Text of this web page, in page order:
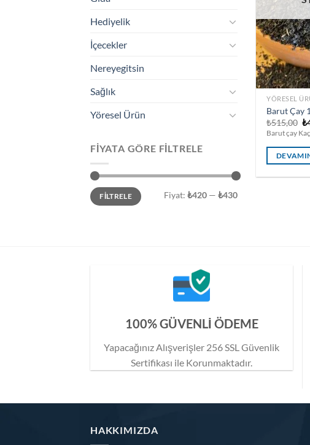
Hediyelik
İçecekler
Nereyegitsin
Sağlık
Yöresel Ürün
FIYATA GÖRE FILTRELE
En
düşük
fiyat
En
yüksek
fiyat
FILTRELE Fiyat: ₺420 — ₺430
YÖRESEL
Barut Çay
₺515,00 ₺
Barut çay
100% GÜVENLİ ÖDEME
Yapacağınız Alışverişler 256 SSL Güvenlik
Sertifikası ile Korunmaktadır.
HAKKIMIZDA